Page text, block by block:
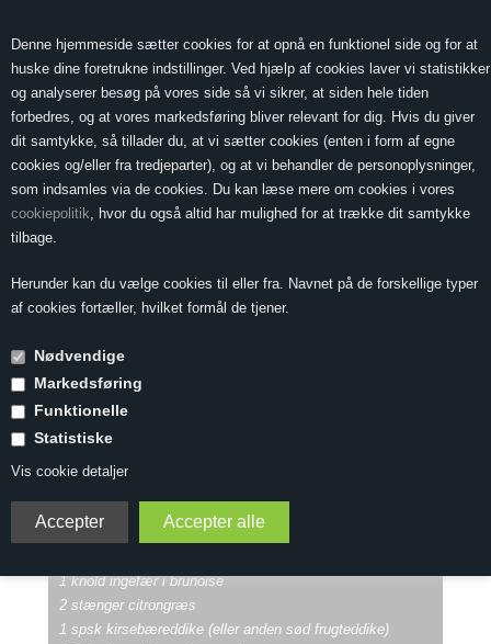
Denne hjemmeside sætter cookies for at opnå en funktionel side og for at
huske dine foretrukne indstillinger. Ved hjælp af cookies laver vi statistikker
og analyserer besøg på vores side så vi sikrer, at siden hele tiden
forbedres, og at vores markedsføring bliver relevant for dig. Hvis du giver
dit samtykke, så tillader du, at vi sætter cookies (enten i form af egne
cookies og/eller fra tredjeparter), og at vi behandler de personoplysninger,
som indsamles via de cookies. Du kan læse mere om cookies i vores
cookiepolitik, hvor du også altid har mulighed for at trække dit samtykke
tilbage.
Herunder kan du vælge cookies til eller fra. Navnet på de forskellige typer
af cookies fortæller, hvilket formål de tjener.
Nødvendige
Markedsføring
Funktionelle
Statistiske
Vis cookie detaljer
0,00
MENU
Duebryst m.
kirsebærsauce og
pak choy
Tilberedning 1½ time
2 skovduer
1 knold ingefær i brunoise
2 stænger citrongræs
1 spsk kirsebæreddike (eller anden sød frugteddike)